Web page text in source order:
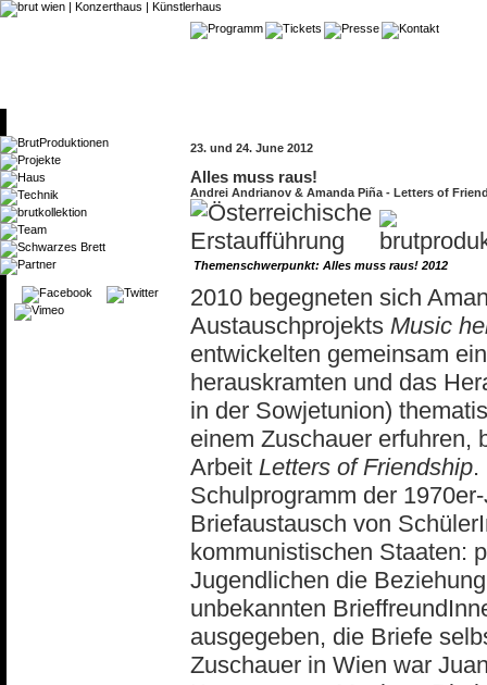
23. und 24. June 2012
Alles muss raus!
Andrei Andrianov & Amanda Piña - Letters of
Themenschwerpunkt: Alles muss raus! 2012
2010 begegneten sich
Austauschprojekts Music
entwickelten gemeinsam
herauskramten und das
in der Sowjetunion)
einem Zuschauer erfuhren,
Arbeit Letters of Friendship.
Schulprogramm der
Briefaustausch von
kommunistischen Staaten:
Jugendlichen die
unbekannten
ausgegeben, die Briefe
Zuschauer in Wien war